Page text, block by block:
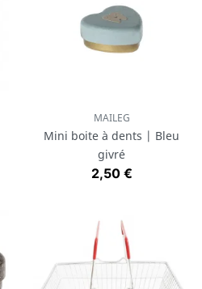
MAILEG
Mini boite à dents | Bleu
givré
Prix
2,50 €